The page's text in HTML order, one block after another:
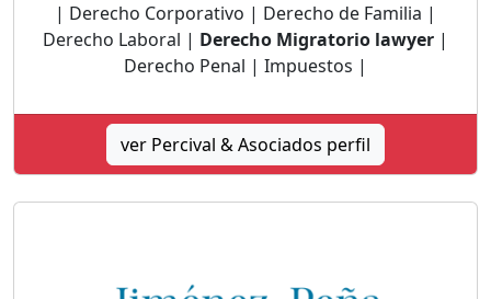
| Derecho Corporativo | Derecho de Familia |
Derecho Laboral | Derecho Migratorio lawyer |
Derecho Penal | Impuestos |
ver Percival & Asociados perfil